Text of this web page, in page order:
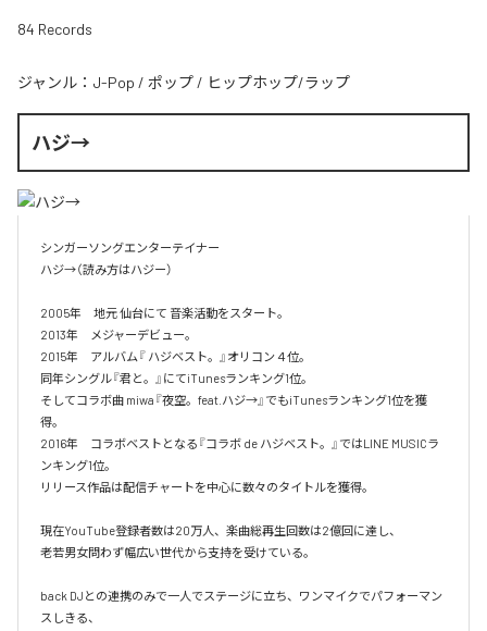
84 Records
ジャンル： J-Pop / ポップ / ヒップホップ/ラップ
ハジ→
シンガーソングエンターテイナー
ハジ→（読み方はハジー）
2005年　地元 仙台にて 音楽活動をスタート。
2013年　メジャーデビュー。
2015年　アルバム『 ハジベスト。』オリコン４位。
同年シングル『君と。』にてiTunesランキング1位。
そしてコラボ曲 miwa『夜空。feat.ハジ→』でもiTunesランキング1位を獲
得。
2016年　コラボベストとなる『コラボ de ハジベスト。』ではLINE MUSICラ
ンキング1位。
リリース作品は配信チャートを中心に数々のタイトルを獲得。
現在YouTube登録者数は20万人、楽曲総再生回数は2億回に達し、
老若男女問わず幅広い世代から支持を受けている。
back DJとの連携のみで一人でステージに立ち、ワンマイクでパフォーマン
スしきる、